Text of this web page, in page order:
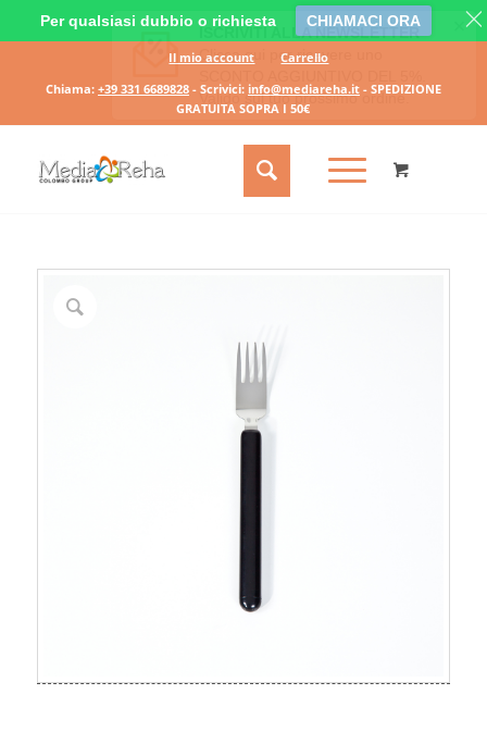
Il mio account
Carrello
Chiama: +39 331 6689828- Scrivici: info@mediareha.it- SPEDIZIONE
GRATUITA SOPRA I 50€
Per qualsiasi dubbio o richiesta CHIAMACI ORA